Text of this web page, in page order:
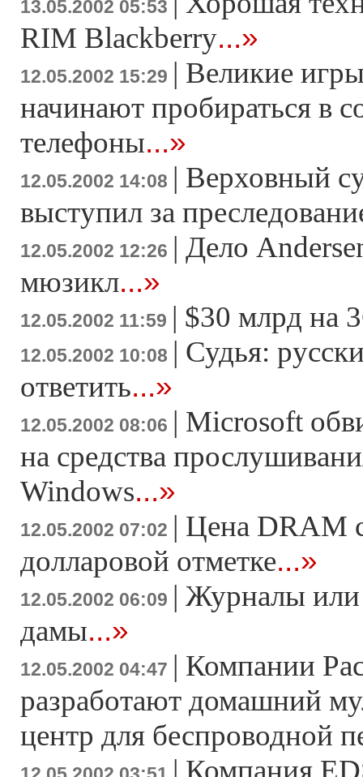
13.05.2002 05:53
RIM Blackberry...»
12.05.2002 15:29 | Великие
начинают пробираться в
телефоны...»
12.05.2002 14:08 | Верховный
выступил за
12.05.2002 12:26 | Дело
мюзикл...»
12.05.2002 11:59 | $30 млрд на
12.05.2002 10:08 | Судья:
ответить...»
12.05.2002 08:06 | Microsoft
на средства
Windows...»
12.05.2002 07:02 | Цена DRAM
долларовой отметке...»
12.05.2002 06:09 | Журналы
дамы...»
12.05.2002 04:47 | Компании
разработают домашний
центр для беспроводной
| Компания